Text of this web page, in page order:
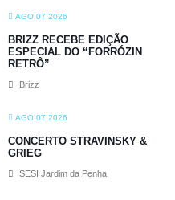
AGO 07 2026
BRIZZ RECEBE EDIÇÃO
ESPECIAL DO “FORRÓZIN
RETRÔ”
Brizz
AGO 07 2026
CONCERTO STRAVINSKY &
GRIEG
SESI Jardim da Penha